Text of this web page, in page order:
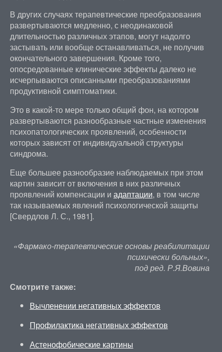
В других случаях терапевтические преобразования
развертываются медленно, с неодинаковой
длительностью различных этапов, могут надолго
застывать или вообще останавливаться, не получив
окончательного завершения. Кроме того,
опосредованные клинические эффекты далеко не
исчерпываются описанными преобразованиями
продуктивной симптоматики.
Это в какой-то мере только общий фон, на котором
развертываются разнообразные частные изменения
психопатологических проявлений, особенности
которых зависят от индивидуальной структуры
синдрома.
Еще большее разнообразие наблюдаемых при этом
картин зависит от включения в них различных
проявлений компенсации и адаптации, в том числе
так называемых явлений психологической защиты
[Свердлов Л. С., 1981].
«Фармако-терапевтические основы реабилитации
психически больных»,
под ред. Р.Я.Вовина
Смотрите также:
Вычленении негативных эффектов
Профилактика негативных эффектов
Астенофобические картины